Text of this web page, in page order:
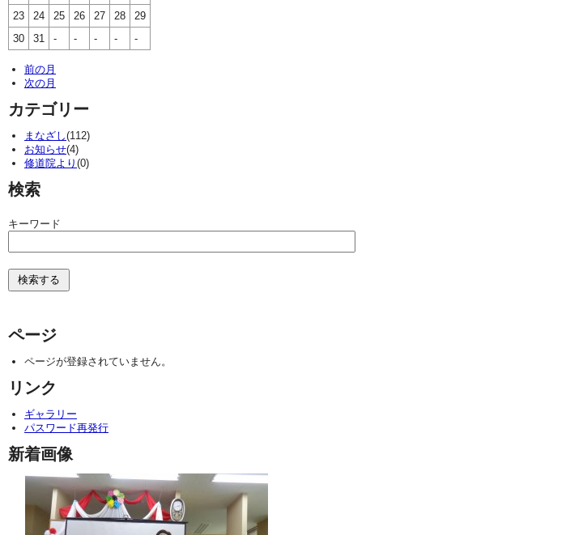
23
24 25 26 27 28
29
30
31 - - - - -
前の月
次の月
カテゴリー
まなざし(112)
お知らせ(4)
修道院より (0)
検索
キーワード
ページ
ページが登録されていません。
リンク
ギャラリー
パスワード再発行
新着画像